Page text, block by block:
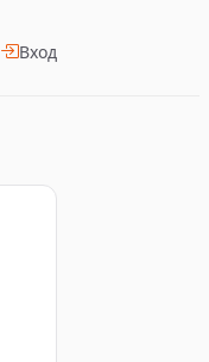
Вход